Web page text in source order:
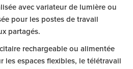
avec variateur de lumière ou
pour les postes de travail
partagés.
rechargeable ou alimentée
les espaces flexibles, le télétravail